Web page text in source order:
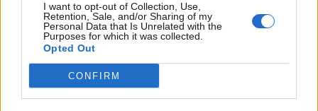
I want to opt-out of Collection, Use,
Retention, Sale, and/or Sharing of my
Personal Data that Is Unrelated with the
Purposes for which it was collected.
Opted Out
CONFIRM